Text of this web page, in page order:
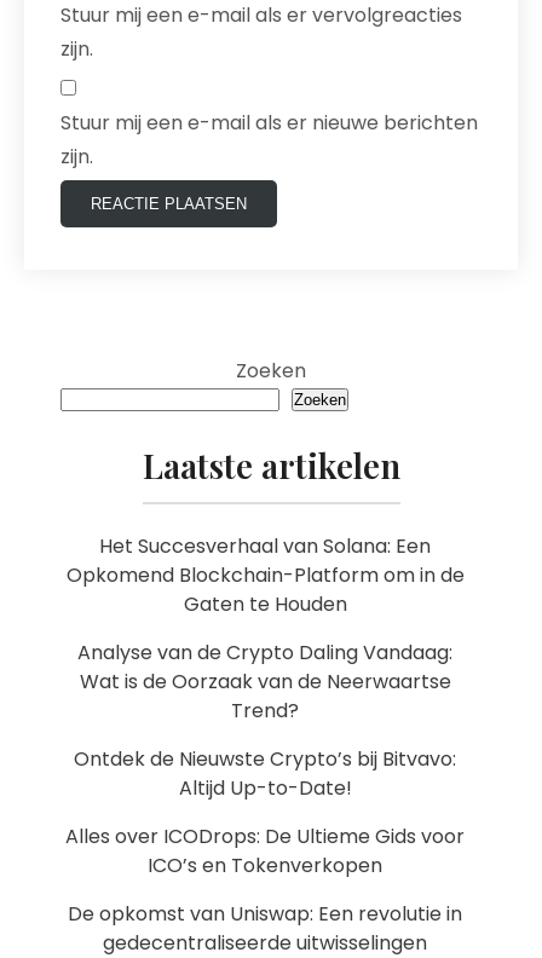
Stuur mij een e-mail als er vervolgreacties
zijn.
Stuur mij een e-mail als er nieuwe berichten
zijn.
Zoeken
Zoeken
Laatste artikelen
Het Succesverhaal van Solana: Een
Opkomend Blockchain-Platform om in de
Gaten te Houden
Analyse van de Crypto Daling Vandaag:
Wat is de Oorzaak van de Neerwaartse
Trend?
Ontdek de Nieuwste Crypto’s bij Bitvavo:
Altijd Up-to-Date!
Alles over ICODrops: De Ultieme Gids voor
ICO’s en Tokenverkopen
De opkomst van Uniswap: Een revolutie in
gedecentraliseerde uitwisselingen